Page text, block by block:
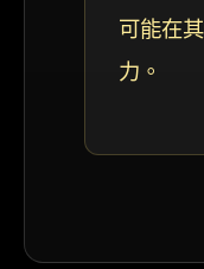
可能在
力。